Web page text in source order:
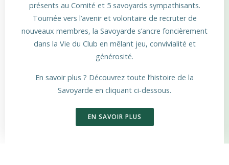
présents au Comité et 5 savoyards sympathisants.
Tournée vers l’avenir et volontaire de recruter de
nouveaux membres, la Savoyarde s’ancre foncièrement
dans la Vie du Club en mêlant jeu, convivialité et
générosité.
En savoir plus ? Découvrez toute l’histoire de la
Savoyarde en cliquant ci-dessous.
EN SAVOIR PLUS